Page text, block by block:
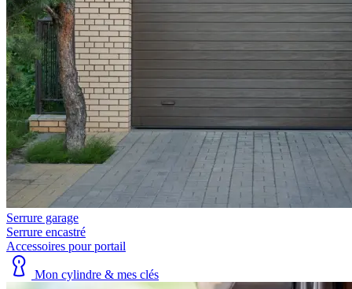
Serrure garage
Serrure encastré
Accessoires pour portail
Mon cylindre & mes clés